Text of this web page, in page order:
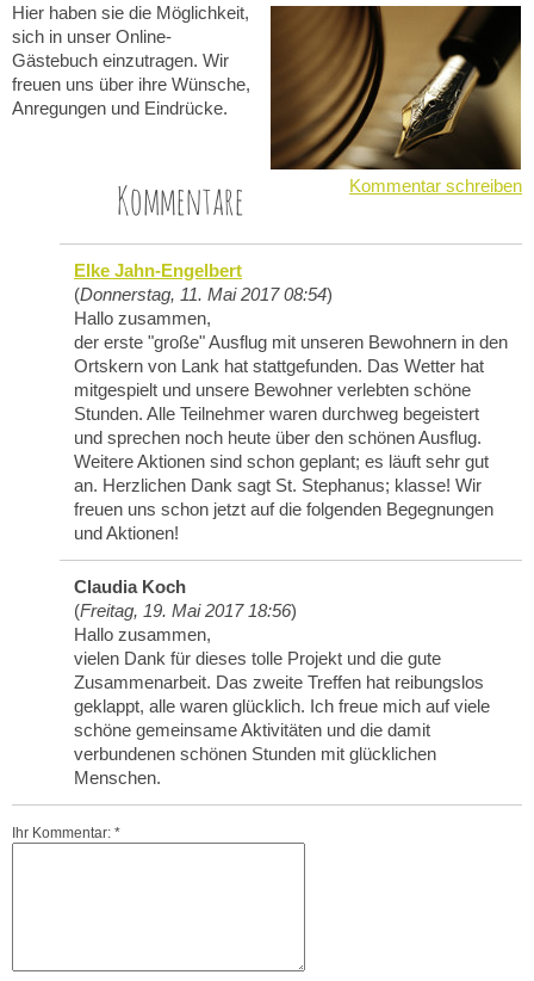
Hier haben sie die Möglichkeit,
sich in unser Online-
Gästebuch einzutragen. Wir
freuen uns über ihre Wünsche,
Anregungen und Eindrücke.
Kommentar schreiben
Kommentare
Elke Jahn-Engelbert
(Donnerstag, 11. Mai 2017 08:54)
Hallo zusammen,
der erste "große" Ausflug mit unseren Bewohnern in den
Ortskern von Lank hat stattgefunden. Das Wetter hat
mitgespielt und unsere Bewohner verlebten schöne
Stunden. Alle Teilnehmer waren durchweg begeistert
und sprechen noch heute über den schönen Ausflug.
Weitere Aktionen sind schon geplant; es läuft sehr gut
an. Herzlichen Dank sagt St. Stephanus; klasse! Wir
freuen uns schon jetzt auf die folgenden Begegnungen
und Aktionen!
Claudia Koch
(Freitag, 19. Mai 2017 18:56)
Hallo zusammen,
vielen Dank für dieses tolle Projekt und die gute
Zusammenarbeit. Das zweite Treffen hat reibungslos
geklappt, alle waren glücklich. Ich freue mich auf viele
schöne gemeinsame Aktivitäten und die damit
verbundenen schönen Stunden mit glücklichen
Menschen.
Ihr Kommentar: *